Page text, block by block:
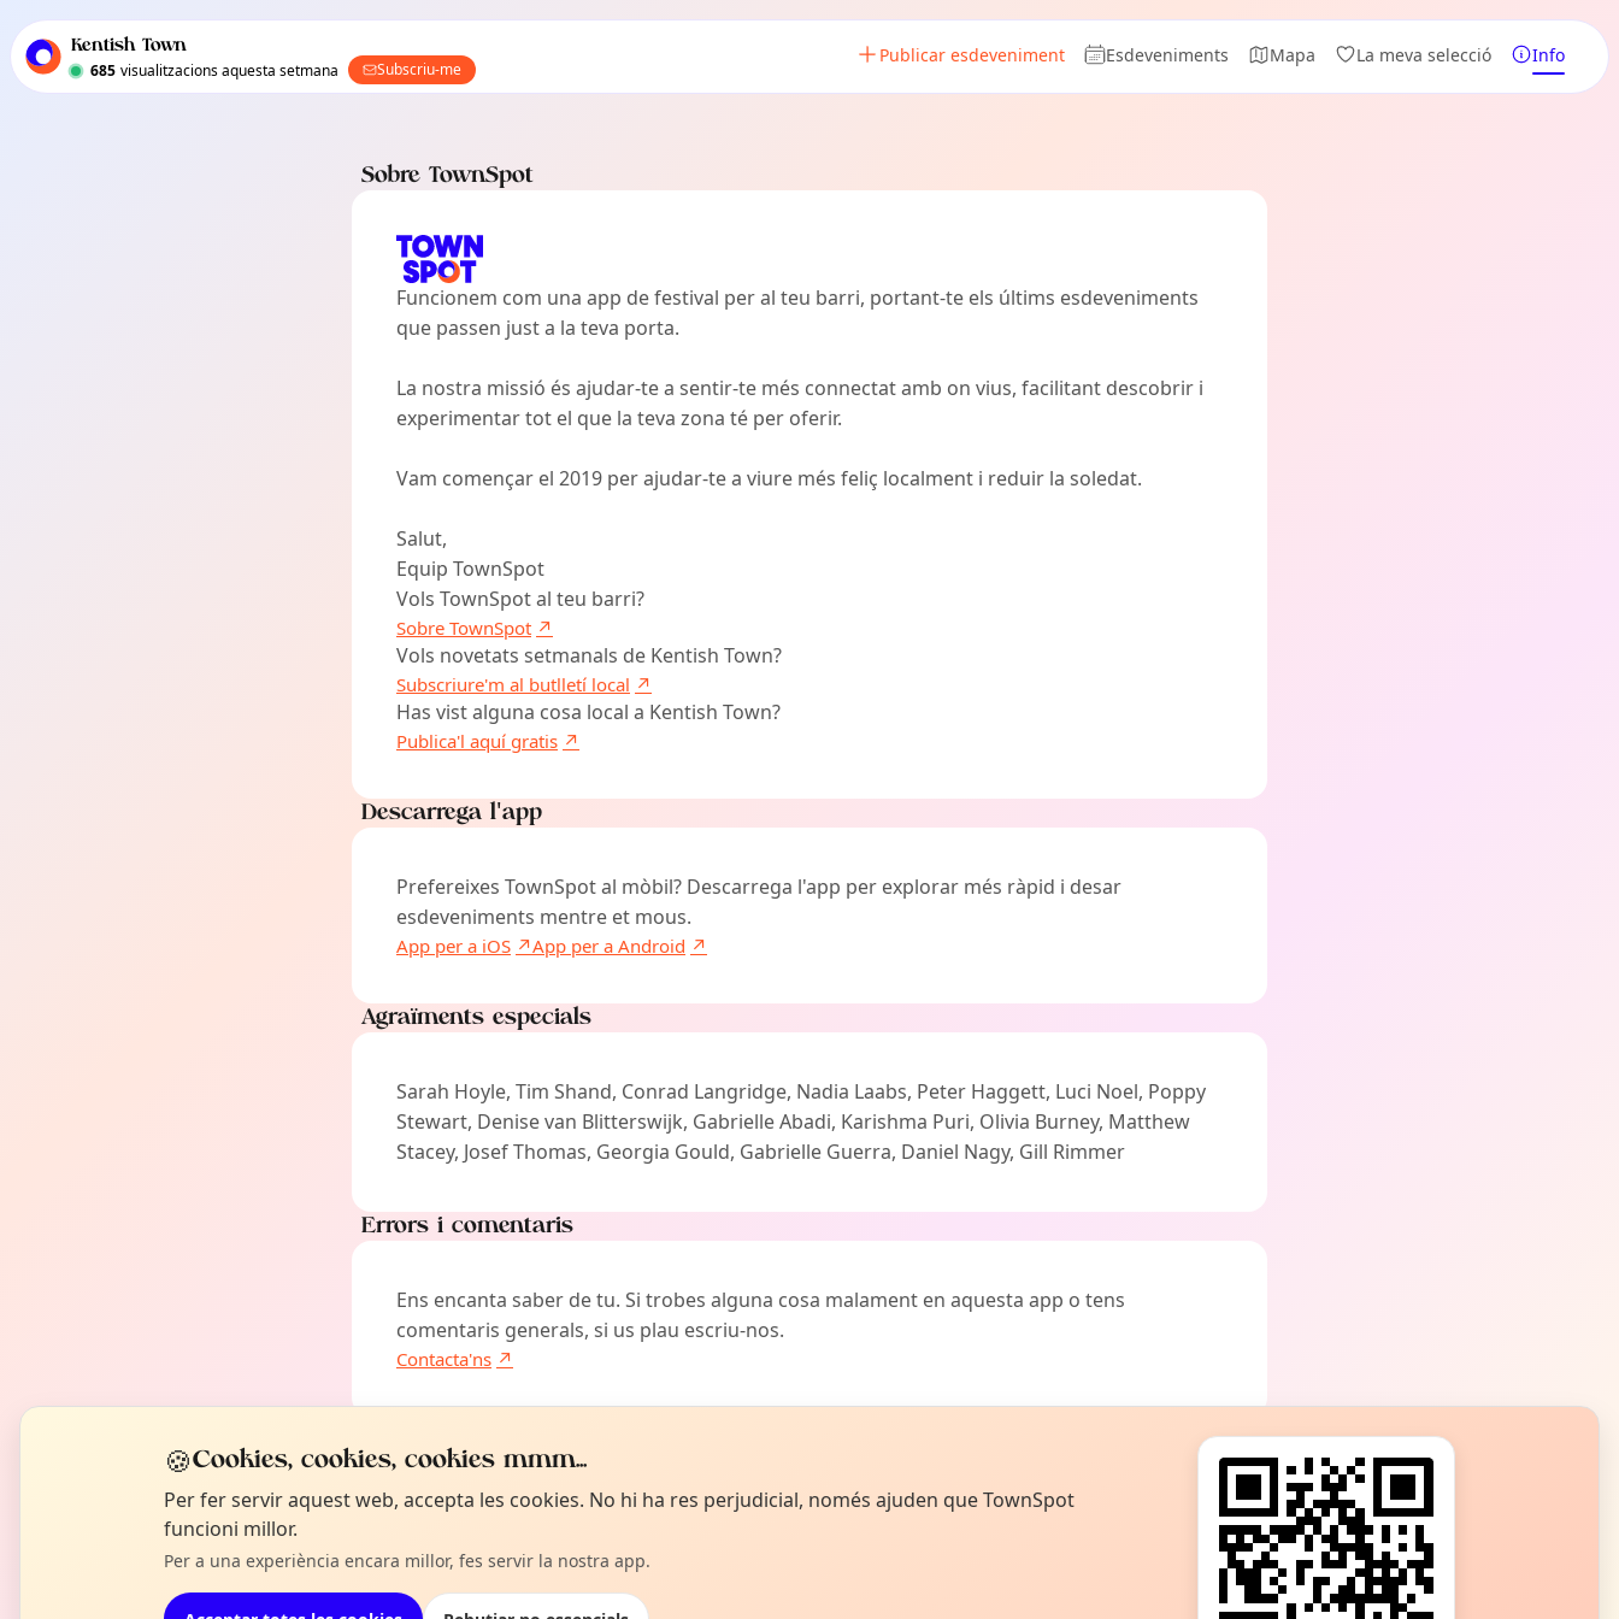
d'esdeveniments locals de TownSpot
Kentish Town
685 visualitzacions aquesta setmana Subscriu-me
Publicar esdeveniment Esdeveniments Mapa La meva selecció Info
Sobre TownSpot
Funcionem com una app de festival per al teu barri, portant-te els últims esdeveniments
que passen just a la teva porta.
La nostra missió és ajudar-te a sentir-te més connectat amb on vius, facilitant descobrir i
experimentar tot el que la teva zona té per oferir.
Vam començar el 2019 per ajudar-te a viure més feliç localment i reduir la soledat.
Salut,
Equip TownSpot
Vols TownSpot al teu barri?
Sobre TownSpot
Vols novetats setmanals de Kentish Town?
Subscriure'm al butlletí local
Has vist alguna cosa local a Kentish Town?
Publica'l aquí gratis
Descarrega l'app
Prefereixes TownSpot al mòbil? Descarrega l'app per explorar més ràpid i desar
esdeveniments mentre et mous.
App per a iOS App per a Android
Agraïments especials
Sarah Hoyle, Tim Shand, Conrad Langridge, Nadia Laabs, Peter Haggett, Luci Noel, Poppy
Stewart, Denise van Blitterswijk, Gabrielle Abadi, Karishma Puri, Olivia Burney, Matthew
Stacey, Josef Thomas, Georgia Gould, Gabrielle Guerra, Daniel Nagy, Gill Rimmer
Errors i comentaris
Ens encanta saber de tu. Si trobes alguna cosa malament en aquesta app o tens
comentaris generals, si us plau escriu-nos.
Contacta'ns
Ens prenem la teva privacitat seriosament.
🍪Cookies, cookies, cookies mmm...
Per fer servir aquest web, accepta les cookies. No hi ha res perjudicial, només ajuden que TownSpot
funcioni millor.
Per a una experiència encara millor, fes servir la nostra app.